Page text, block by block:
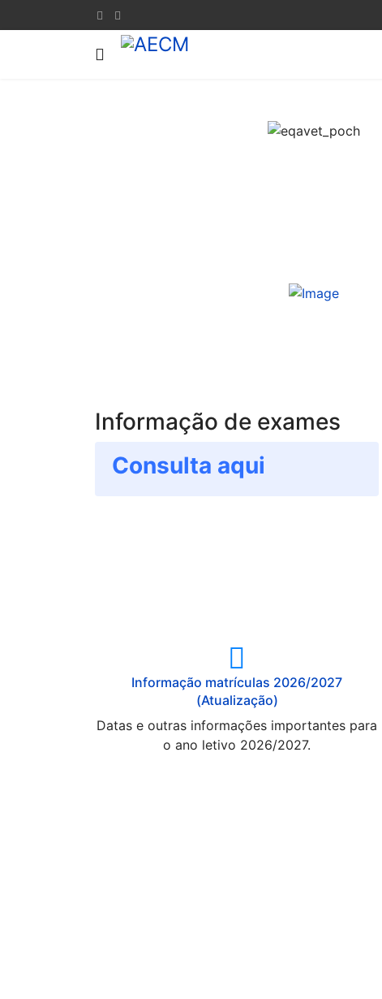
Informação de exames
Consulta aqui
Informação matrículas 2026/2027
(Atualização)
Datas e outras informações importantes para
o ano letivo 2026/2027.